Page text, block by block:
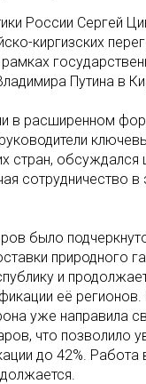
России Сергей
киргизских
Путина в
в расширенном
стран, обсуждался
сотрудничество в
было
природного
и
её регионов.
уже направила
что позволило
до 42%. Работа